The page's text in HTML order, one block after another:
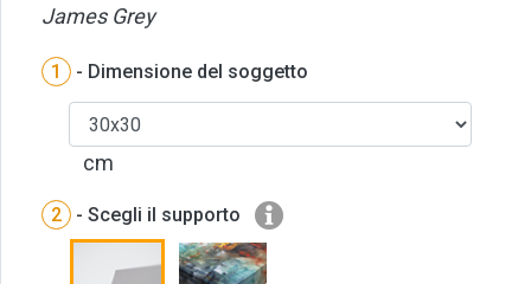
James Grey
1 - Dimensione del soggetto
cm
2 - Scegli il supporto